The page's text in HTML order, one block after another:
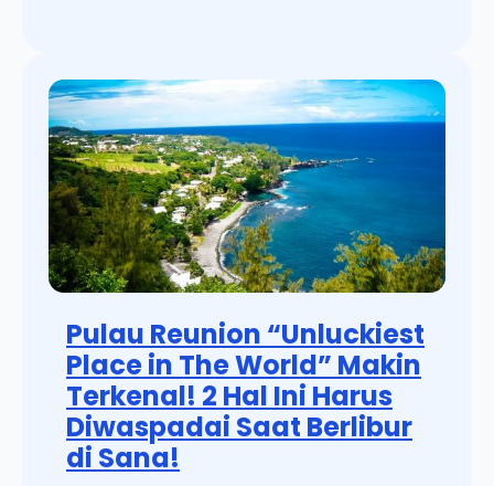
Pulau Reunion “Unluckiest
Place in The World” Makin
Terkenal! 2 Hal Ini Harus
Diwaspadai Saat Berlibur
di Sana!